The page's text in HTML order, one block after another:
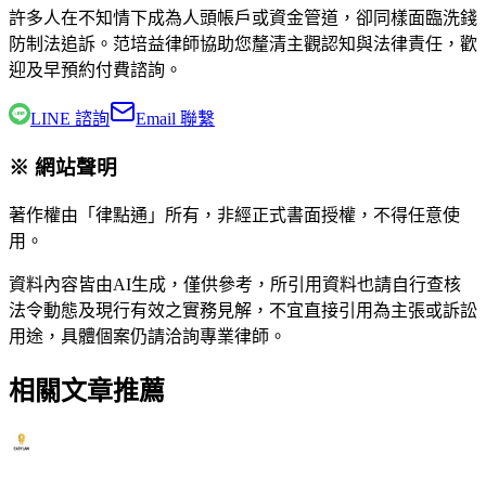
許多人在不知情下成為人頭帳戶或資金管道，卻同樣面臨洗錢
防制法追訴。 范培益律師協助您釐清主觀認知與法律責任，歡
迎及早預約付費諮詢。
LINE 諮詢 Email 聯繫
※ 網站聲明
著作權由「律點通」所有，非經正式書面授權，不得任意使
用。
資料內容皆由AI生成，僅供參考，所引用資料也請自行查核
法令動態及現行有效之實務見解，不宜直接引用為主張或訴訟
用途，具體個案仍請洽詢專業律師。
相關文章推薦